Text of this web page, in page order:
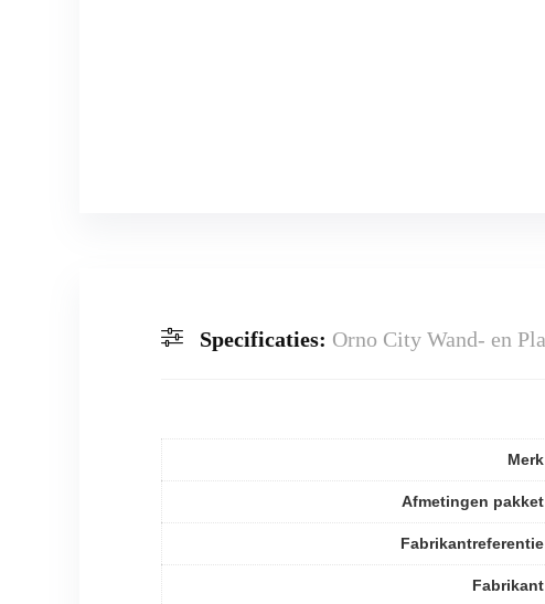
Specificaties: Orno City Wand- en
Merk
Afmetingen pakket
Fabrikantreferentie
Fabrikant